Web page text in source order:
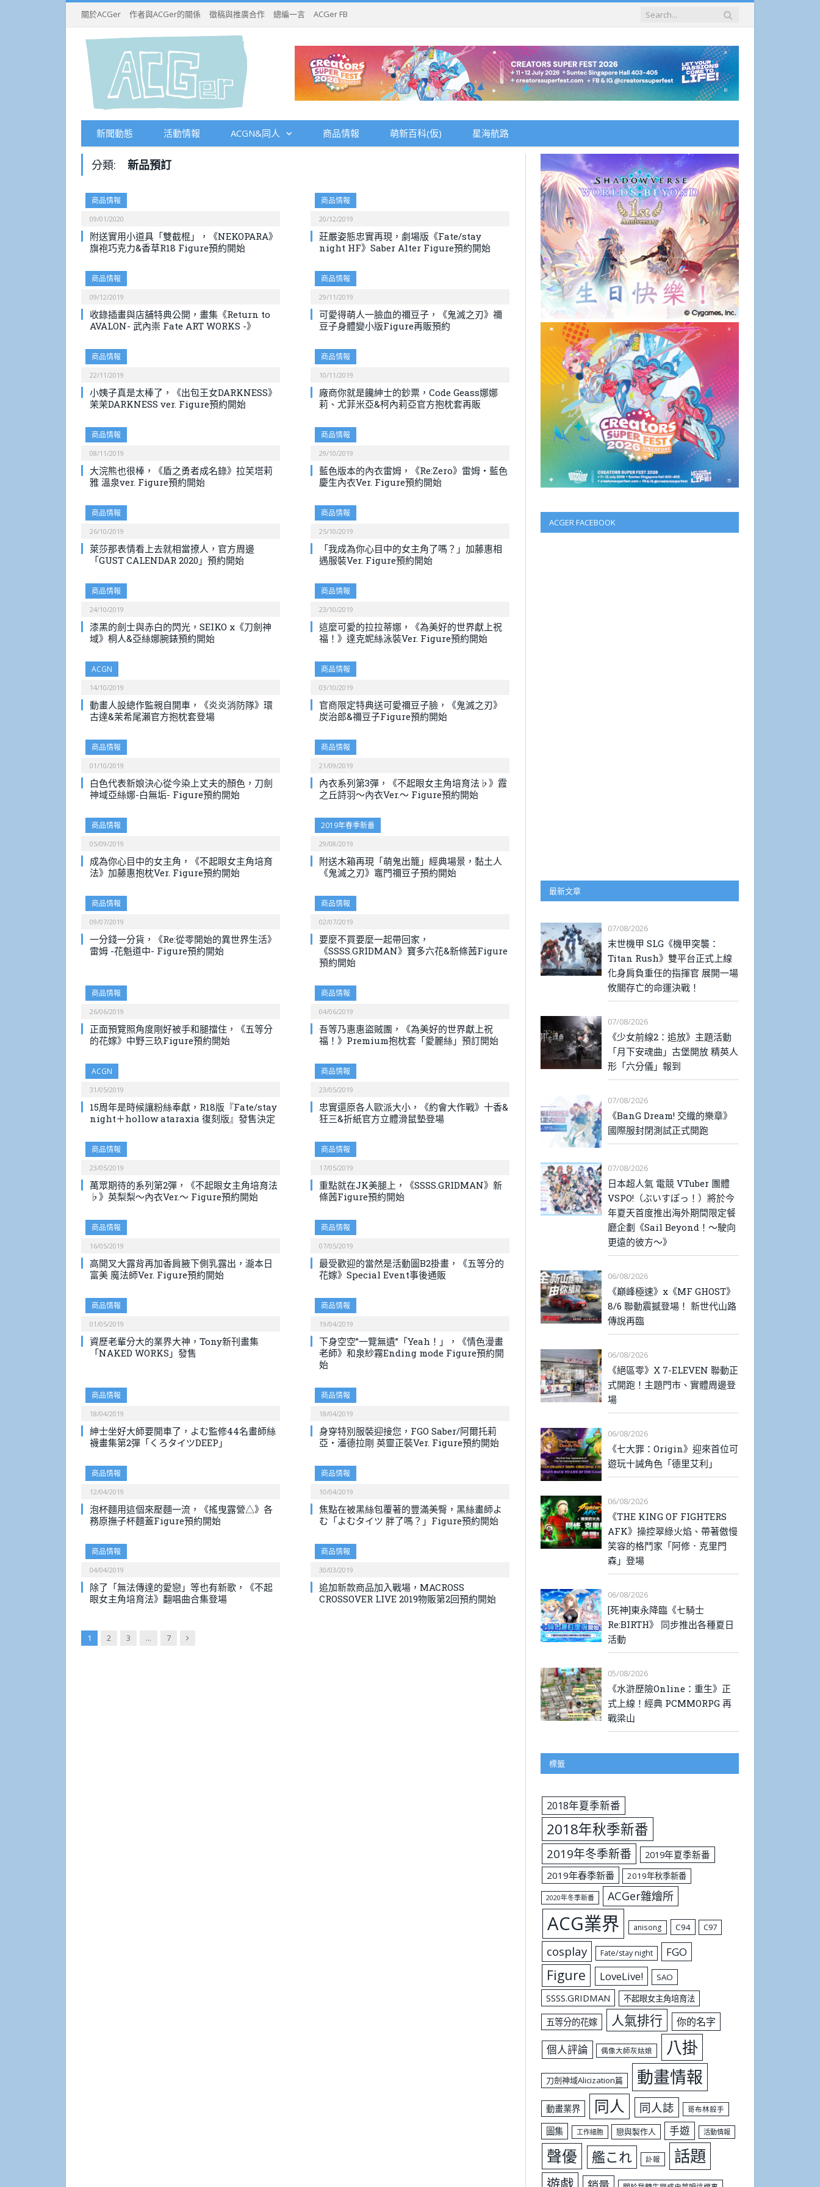
關於ACGer 作者與ACGer的關係 徵稿與推廣合作 總編一言 ACGer FB
新聞動態 活動情報 ACGN&同人 商品情報 萌新百科(仮) 星海航路
分類: 新品預訂
商品情報
09/01/2020
附送實用小道具「雙截棍」，《NEKOPARA》
旗袍巧克力&香草R18 Figure預約開始
商品情報
20/12/2019
莊嚴姿態忠實再現，劇場版《Fate/stay
night HF》Saber Alter Figure預約開始
商品情報
09/12/2019
收錄插畫與店舖特典公開，畫集《Return to
AVALON- 武內崇 Fate ART WORKS -》
商品情報
29/11/2019
可愛得萌人一臉血的禰豆子，《鬼滅之刃》禰
豆子身體變小版Figure再販預約
商品情報
22/11/2019
小姨子真是太棒了，《出包王女DARKNESS》
茉茉DARKNESS ver. Figure預約開始
商品情報
10/11/2019
廠商你就是饞紳士的鈔票，Code Geass娜娜
莉、尤菲米亞&柯內莉亞官方抱枕套再販
商品情報
08/11/2019
大浣熊也很棒，《盾之勇者成名錄》拉芙塔莉
雅 溫泉ver. Figure預約開始
商品情報
29/10/2019
藍色版本的內衣雷姆，《Re:Zero》雷姆・藍色
慶生內衣Ver. Figure預約開始
商品情報
26/10/2019
萊莎那表情看上去就相當撩人，官方周邊
「GUST CALENDAR 2020」預約開始
商品情報
25/10/2019
「我成為你心目中的女主角了嗎？」加藤惠相
遇服裝Ver. Figure預約開始
商品情報
24/10/2019
漆黑的劍士與赤白的閃光，SEIKO x《刀劍神
域》桐人&亞絲娜腕錶預約開始
商品情報
23/10/2019
這麼可愛的拉拉蒂娜，《為美好的世界獻上祝
福！》達克妮絲泳裝Ver. Figure預約開始
ACGN
14/10/2019
動畫人設總作監親自開車，《炎炎消防隊》環
古達&茉希尾瀨官方抱枕套登場
商品情報
03/10/2019
官商限定特典送可愛禰豆子臉，《鬼滅之刃》
炭治郎&禰豆子Figure預約開始
商品情報
01/10/2019
白色代表新娘決心從今染上丈夫的顏色，刀劍
神域亞絲娜-白無垢- Figure預約開始
商品情報
21/09/2019
內衣系列第3彈，《不起眼女主角培育法♭》霞
之丘詩羽～內衣Ver.～ Figure預約開始
商品情報
05/09/2019
成為你心目中的女主角，《不起眼女主角培育
法》加藤惠抱枕Ver. Figure預約開始
2019年春季新番
29/08/2019
附送木箱再現「萌鬼出籠」經典場景，黏土人
《鬼滅之刃》竈門禰豆子預約開始
商品情報
09/07/2019
一分錢一分貨，《Re:從零開始的異世界生活》
雷姆 -花魁道中- Figure預約開始
商品情報
02/07/2019
要麼不買要麼一起帶回家，
《SSSS.GRIDMAN》寶多六花&新條茜Figure
預約開始
商品情報
26/06/2019
正面預覽照角度剛好被手和腿擋住，《五等分
的花嫁》中野三玖Figure預約開始
商品情報
04/06/2019
吾等乃惠惠盜賊團，《為美好的世界獻上祝
福！》Premium抱枕套「愛麗絲」預訂開始
ACGN
31/05/2019
15周年是時候讓粉絲奉獻，R18版『Fate/stay
night＋hollow ataraxia 復刻版』發售決定
商品情報
23/05/2019
忠實還原各人歐派大小，《約會大作戰》十香&
狂三&折紙官方立體滑鼠墊登場
商品情報
23/05/2019
萬眾期待的系列第2彈，《不起眼女主角培育法
♭》英梨梨～內衣Ver.～ Figure預約開始
商品情報
17/05/2019
重點就在JK美腿上，《SSSS.GRIDMAN》新
條茜Figure預約開始
商品情報
16/05/2019
高開叉大露背再加香肩腋下側乳露出，瀧本日
富美 魔法師Ver. Figure預約開始
商品情報
07/05/2019
最受歡迎的當然是活動圖B2掛畫，《五等分的
花嫁》Special Event事後通販
商品情報
01/05/2019
資歷老輩分大的業界大神，Tony新刊畫集
「NAKED WORKS」發售
商品情報
19/04/2019
下身空空”一覽無遺”「Yeah！」，《情色漫畫
老師》和泉紗霧Ending mode Figure預約開
始
商品情報
18/04/2019
紳士坐好大師要開車了，よむ監修44名畫師絲
襪畫集第2彈「くろタイツDEEP」
商品情報
18/04/2019
身穿特別服裝迎接您，FGO Saber/阿爾托莉
亞・潘德拉剛 英靈正裝Ver. Figure預約開始
商品情報
12/04/2019
泡杯麵用這個來壓麵一流，《搖曳露營△》各
務原撫子杯麵蓋Figure預約開始
商品情報
10/04/2019
焦點在被黑絲包覆著的豐滿美臀，黑絲畫師よ
む「よむタイツ 胖了嗎？」Figure預約開始
商品情報
04/04/2019
除了「無法傳達的愛戀」等也有新歌，《不起
眼女主角培育法》翻唱曲合集登場
商品情報
30/03/2019
追加新款商品加入戰場，MACROSS
CROSSOVER LIVE 2019物販第2回預約開始
1 2 3 ... 7 Next
ACGER FACEBOOK
最新文章
07/08/2026
末世機甲 SLG《機甲突襲：
Titan Rush》雙平台正式上線
化身肩負重任的指揮官 展開一場
攸關存亡的命運決戰！
07/08/2026
《少女前線2：追放》主題活動
「月下安魂曲」古堡開放 精英人
形「六分儀」報到
07/08/2026
《BanG Dream! 交織的樂章》
國際服封閉測試正式開跑
07/08/2026
日本超人氣 電競 VTuber 團體
VSPO!（ぶいすぽっ！）將於今
年夏天首度推出海外期間限定餐
廳企劃《Sail Beyond！～駛向
更遠的彼方～》
06/08/2026
《巔峰極速》x《MF GHOST》
8/6 聯動震撼登場！ 新世代山路
傳說再臨
06/08/2026
《絕區零》X 7-ELEVEN 聯動正
式開跑！主題門市、實體周邊登
場
06/08/2026
《七大罪：Origin》迎來首位可
遊玩十誡角色「德里艾利」
06/08/2026
《THE KING OF FIGHTERS
AFK》操控翠綠火焰、帶著傲慢
笑容的格鬥家「阿修．克里門
森」登場
06/08/2026
[死神]東永降臨《七騎士
Re:BIRTH》 同步推出各種夏日
活動
05/08/2026
《水滸歷險Online：重生》正
式上線！經典 PCMMORPG 再
戰梁山
標籤
2018年夏季新番
2018年秋季新番
2019年冬季新番
2019年夏季新番
2019年春季新番
2019年秋季新番
2020年冬季新番 ACGer雜燴所
ACG業界 anisong C94 C97
cosplay Fate/stay night FGO
Figure LoveLive! SAO
SSSS.GRIDMAN 不起眼女主角培育法
五等分的花嫁 人氣排行 你的名字
個人評論 偶像大師灰姑娘 八掛
刀劍神域Alicization篇 動畫情報
動畫業界 同人 同人誌 哥布林殺手
圖集 工作細胞 戀與製作人 手遊 活動情報
聲優 艦これ 訃報 話題